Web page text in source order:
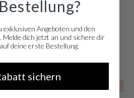
exklusiven Angeboten und den
dich jetzt an und sichere dir
deine erste Bestellung.
sichern